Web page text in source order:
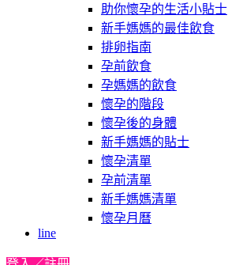
助你懷孕的生活小貼士
新手媽媽的最佳飲食
排卵指南
孕前飲食
孕媽媽的飲食
懷孕的階段
懷孕後的身體
新手媽媽的貼士
懷孕清單
孕前清單
新手媽媽清單
懷孕月曆
line